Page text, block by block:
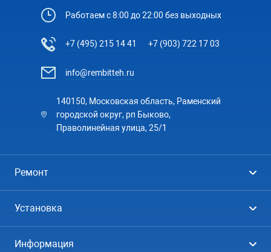
Работаем с 8:00 до 22:00 без выходных
+7 (495) 215 14 41 +7 (903) 722 17 03
info@rembitteh.ru
140150, Московская область, Раменский
городской округ, рп Быково,
Праволинейная улица, 25/1
Ремонт
Посудомоечные машины
Установка
Информация